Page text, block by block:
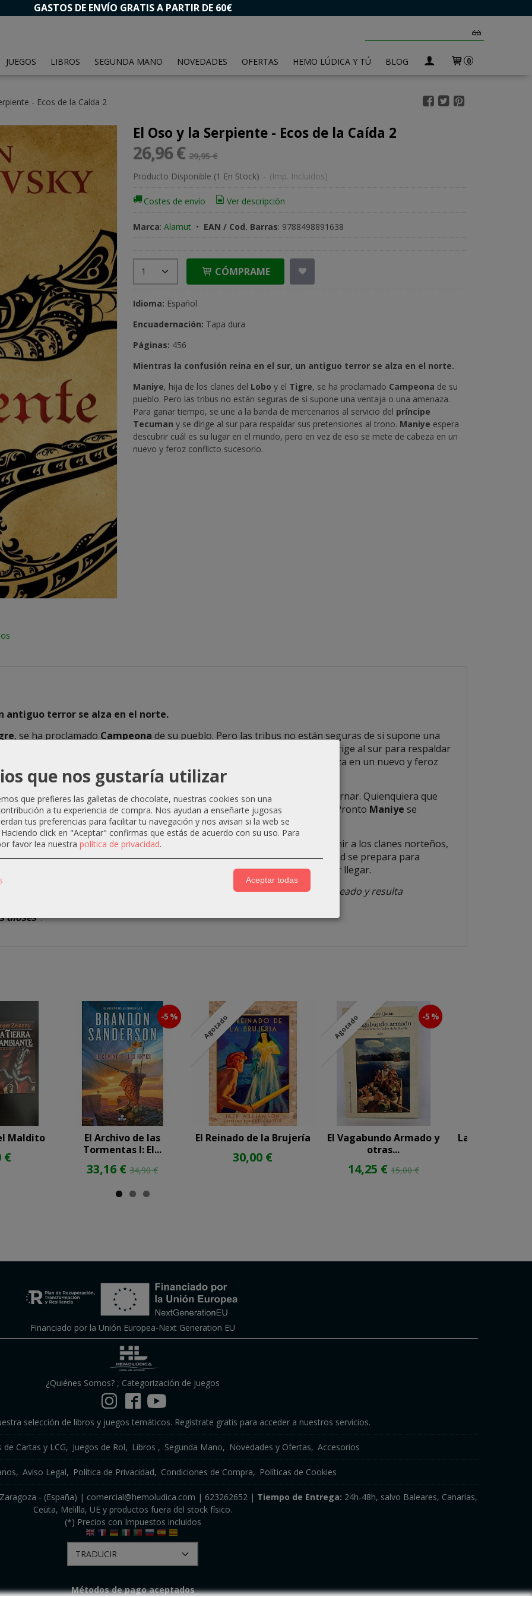
GASTOS DE ENVÍO GRATIS A PARTIR DE 60€
JUEGOS LIBROS SEGUNDA MANO NOVEDADES OFERTAS HEMO LÚDICA Y TÚ BLOG 0
- Ecos de la Caída 2
El Oso y la Serpiente - Ecos de la Caída 2
26,96 € 29,95 €
Producto Disponible (1 En Stock) - (Imp. Incluidos)
Costes de envío Ver descripción
Marca: Alamut• EAN / Cod. Barras: 9788498891638
CÓMPRAME
Idioma: Español
Encuadernación: Tapa dura
Páginas: 456
Mientras la confusión reina en el sur, un antiguo terror se alza en el norte.
Maniye, hija de los clanes del Lobo y el Tigre, se ha proclamado Campeona de su
pueblo. Pero las tribus no están seguras de si supone una ventaja o una amenaza.
Para ganar tiempo, se une a la banda de mercenarios al servicio del príncipe
Tecuman y se dirige al sur para respaldar sus pretensiones al trono. Maniye espera
descubrir cuál es su lugar en el mundo, pero en vez de eso se mete de cabeza en un
nuevo y feroz conflicto sucesorio.
antiguo terror se alza en el norte.
, se ha proclamado Campeona de su pueblo. Pero las tribus no están seguras de si supone una
une a la banda de mercenarios al servicio del
y se dirige al sur para respaldar
descubrir cuál es su lugar en el mundo, pero en vez de eso se mete de cabeza en un nuevo y feroz
hermana melliza: ambos aspiran a coronarse, pero sólo uno puede gobernar. Quienquiera que
se ha profetizado que una gran calamidad caerá sobre el mundo entero. Pronto Maniye se
la sombra de la perdición. El líder de los
, aspira a unir a los clanes norteños,
a rivalidades ancestrales. Un adversario surgido de la remota antigüedad se prepara para
almas en peligro. Y ni el norte ni el sur se librarán del terror que está por llegar.
como el mundo que
ha creado. Está meticulosamente planeado y resulta
dioses".
Maldito
€
-5 %
El Archivo de las
Tormentas I: El...
33,16 € 34,90 €
Agotado
El Reinado de la Brujería
30,00 €
Agotado -5 %
El Vagabundo Armado y
otras...
14,25 € 15,00 €
La Tierra de
Financiado por la Unión Europea-Next Generation EU
¿Quiénes Somos? , Categorización de juegos
selección de libros y juegos temáticos. Regístrate gratis para acceder a nuestros servicios.
de Cartas y LCG Juegos de Rol Libros Segunda Mano Novedades y Ofertas Accesorios
Aviso Legal Política de Privacidad Condiciones de Compra Políticas de Cookies
- (España) | comercial@hemoludica.com | 623262652 | Tiempo de Entrega: 24h-48h, salvo Baleares, Canarias,
Ceuta, Melilla, UE y productos fuera del stock físico.
(*) Precios con Impuestos incluidos
Métodos de pago aceptados
que nos gustaría utilizar
que prefieres las galletas de chocolate, nuestras cookies son una
a tu experiencia de compra. Nos ayudan a enseñarte jugosas
tus preferencias para facilitar tu navegación y nos avisan si la web se
click en "Aceptar" confirmas que estás de acuerdo con su uso. Para
favor lea nuestra política de privacidad.
Aceptar todas